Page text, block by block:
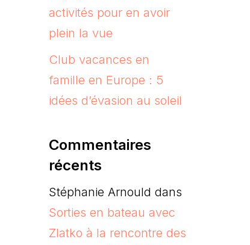
activités pour en avoir
plein la vue
Club vacances en
famille en Europe : 5
idées d’évasion au soleil
Commentaires
récents
Stéphanie Arnould dans
Sorties en bateau avec
Zlatko à la rencontre des